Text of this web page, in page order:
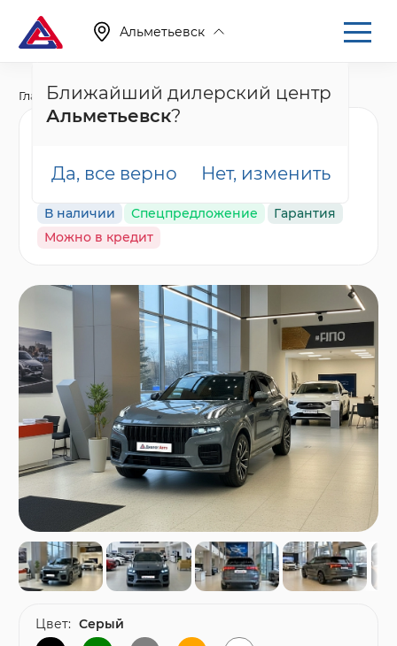
Альметьевск
Ближайший дилерский центр
Альметьевск?
Да, все верно Нет, изменить
Главная Каталог Новые автомобили 001
серый
В наличии Спецпредложение
Гарантия
Можно в кредит
Цвет: Серый